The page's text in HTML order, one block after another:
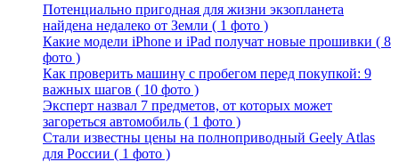
Потенциально пригодная для жизни экзопланета
найдена недалеко от Земли ( 1 фото )
Какие модели iPhone и iPad получат новые прошивки ( 8
фото )
Как проверить машину с пробегом перед покупкой: 9
важных шагов ( 10 фото )
Эксперт назвал 7 предметов, от которых может
загореться автомобиль ( 1 фото )
Стали известны цены на полноприводный Geely Atlas
для России ( 1 фото )